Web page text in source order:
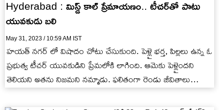
Hyderabad : మిస్డ్ కాల్ ప్రేమాయణం.. టీచర్‌తో పాటు
యువకుడు బలి
May 31, 2023 / 10:59 AM IST
హయత్ నగర్ లో విషాదం చోటు చేసుకుంది. పెళ్లై భర్త, పిల్లలు ఉన్న ఓ
ప్రభుత్వ టీచర్ యువకుడిని ప్రేమలోకి లాగింది. ఆమెకు పెళ్లైందని
తెలియని అతను నిజమని నమ్మాడు. ఫలితంగా రెండు జీవితాలు…